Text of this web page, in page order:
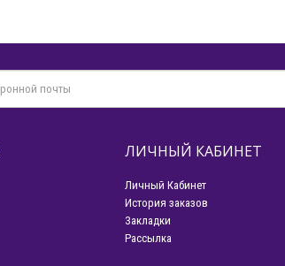
ЛИЧНЫЙ КАБИНЕТ
Личный Кабинет
История заказов
Закладки
Рассылка